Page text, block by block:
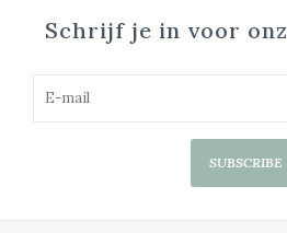
Schrijf je in voor
SUBSCRIBE